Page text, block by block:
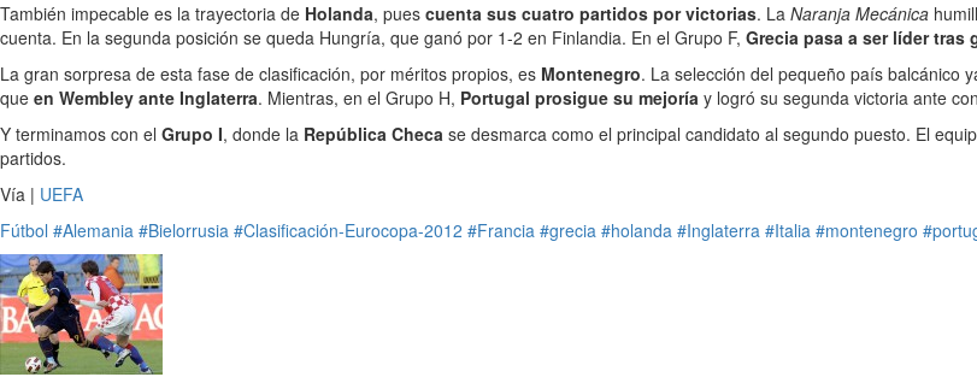
También impecable es la trayectoria de Holanda, pues cuenta sus cuatro partidos por victorias. La Naranja Mecánica
cuenta. En la segunda posición se queda Hungría, que ganó por 1-2 en Finlandia. En el Grupo F, Grecia pasa a ser líder tras
La gran sorpresa de esta fase de clasificación, por méritos propios, es Montenegro. La selección del pequeño país balcánico
que en Wembley ante Inglaterra. Mientras, en el Grupo H, Portugal prosigue su mejoría y logró su segunda victoria ante
Y terminamos con el Grupo I, donde la República Checa se desmarca como el principal candidato al segundo puesto. El
partidos.
Vía | UEFA
Fútbol #Alemania #Bielorrusia #Clasificación-Eurocopa-2012 #Francia #grecia #holanda #Inglaterra #Italia #montenegro